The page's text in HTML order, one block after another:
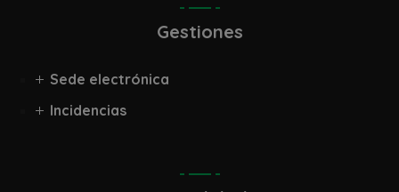
Gestiones
Sede electrónica
Incidencias